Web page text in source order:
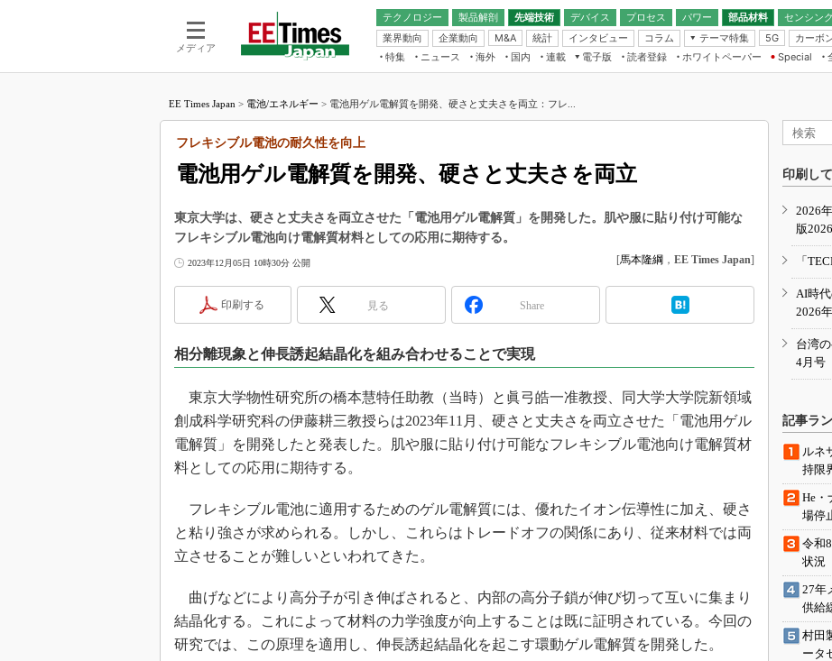
メディア
テクノロジー 製品解剖
先端技術
電池／エネルギー
デバイス
アナログ
マイコン
プロセス パワー 部品材料 センシン
無線
業界動向
企業動向 M&A 統計 インタビュー コラム
テーマ特集
フィジカルAI
読者調査（EE Times Research）
IoT
電源設計（EDN Japan）
エレクトロニクス入門（EDN
5G カーボ
IoT・エッジコンピュ
EXPO
TECHNO-FRONTIER
人とくるま展
特集 ニュース 海外 国内
連載
福田昭のデバイス通信
大山聡の業界スコープ
リタイア直前エンジニアの社会人大
学漂流記
踊るバズワード ～Behind the
Buzzword
で起こること
“異端児エンジニア”が仕掛けた社内
改革、執念の180日
JASA発IoT通信
IHSアナリスト「未来展望」
「英語に愛されないエンジニア」の
電子版
電子ブックレット
読者登録 ホワイトペーパー
Special
EE Times Japan > 電池/エネルギー > 電池用ゲル電解質を開発、硬さと丈夫さを両立：フレ...
電池用ゲル電解質を開発、硬さと丈夫さを両立
フレキシブル電池の耐久性を向上
東京大学は、硬さと丈夫さを両立させた「電池用ゲル電解質」を開発した。肌や服に貼り付け可能な
フレキシブル電池向け電解質材料としての応用に期待する。
2023年12月05日 10時30分 公開 [馬本隆綱 ， EE Times Japan]
印刷する 見る Share
相分離現象と伸長誘起結晶化を組み合わせることで実現
東京大学物性研究所の橋本慧特任助教（当時）と眞弓皓一准教授、同大学大学院新領域
創成科学研究科の伊藤耕三教授らは2023年11月、硬さと丈夫さを両立させた「電池用ゲル
電解質」を開発したと発表した。肌や服に貼り付け可能なフレキシブル電池向け電解質材
料としての応用に期待する。
フレキシブル電池に適用するためのゲル電解質には、優れたイオン伝導性に加え、硬さ
と粘り強さが求められる。しかし、これらはトレードオフの関係にあり、従来材料では両
立させることが難しいといわれてきた。
曲げなどにより高分子が引き伸ばされると、内部の高分子鎖が伸び切って互いに集まり
結晶化する。これによって材料の力学強度が向上することは既に証明されている。今回の
研究では、この原理を適用し、伸長誘起結晶化を起こす環動ゲル電解質を開発した。
印刷し
2026
版
「
AI時
2026
台湾
4月号
記事ラ
ルネ
持限
He
場停
令和
状況
27年
供給
村田
ータ